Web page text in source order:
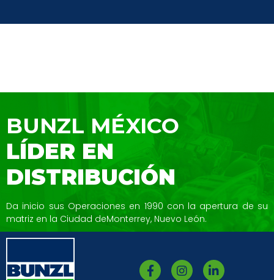
BUNZL MÉXICO
LÍDER EN
DISTRIBUCIÓN
Da inicio sus Operaciones en 1990 con la apertura de su
matriz en la Ciudad deMonterrey, Nuevo León.